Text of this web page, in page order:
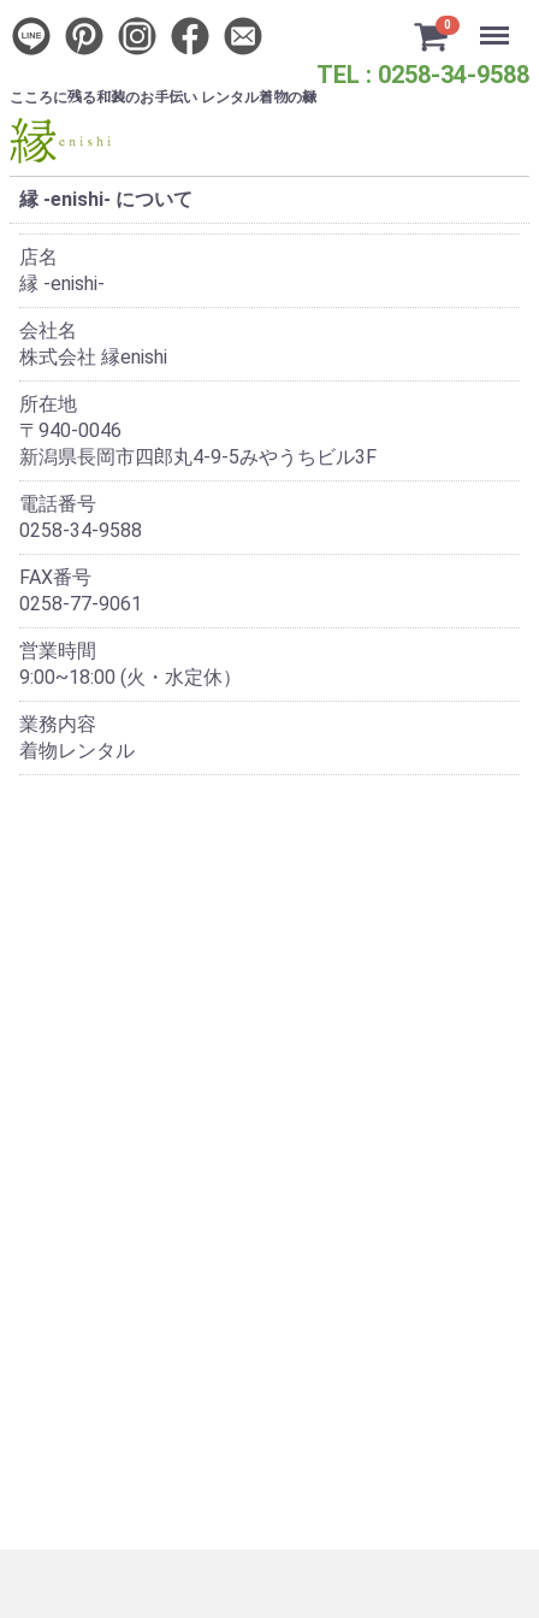
TEL : 0258-34-9588
こころに残る和装のお手伝い レンタル着物の縁
0 Menu
縁 -enishi- について
店名
縁 -enishi-
会社名
株式会社 縁enishi
所在地
〒940-0046
新潟県長岡市四郎丸4-9-5みやうちビル3F
電話番号
0258-34-9588
FAX番号
0258-77-9061
営業時間
9:00~18:00 (火・水定休）
業務内容
着物レンタル